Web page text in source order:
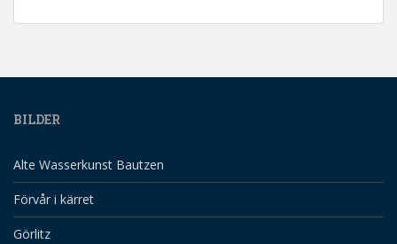
BILDER
Alte Wasserkunst Bautzen
Förvår i kärret
Görlitz